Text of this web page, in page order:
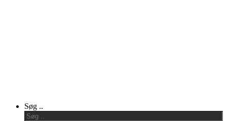
Menu
Søg ..